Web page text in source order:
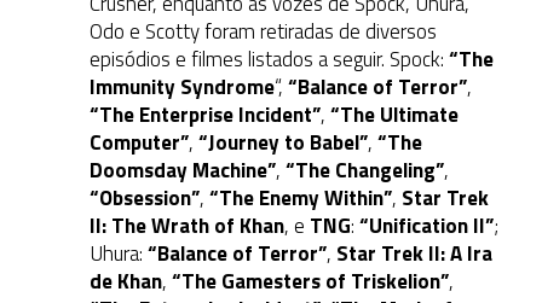
Odo e Scotty foram retiradas de diversos
episódios e filmes listados a seguir. Spock:“The
Immunity Syndrome“,“Balance of Terror”,
“The Enterprise Incident”,“The Ultimate
Computer”,“Journey to Babel”,“The
Doomsday Machine”,“The Changeling”,
“Obsession”,“The Enemy Within”, Star Trek
II: The Wrath of Khan, e TNG:“Unification II”;
Uhura:“Balance of Terror”, Star Trek II: A Ira
de Khan,“The Gamesters of Triskelion”,